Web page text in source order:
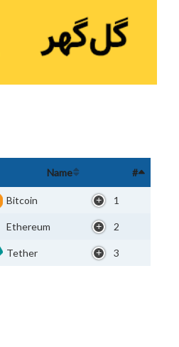
#
Name
1
Bitcoin
2
Ethereum
3
Tether